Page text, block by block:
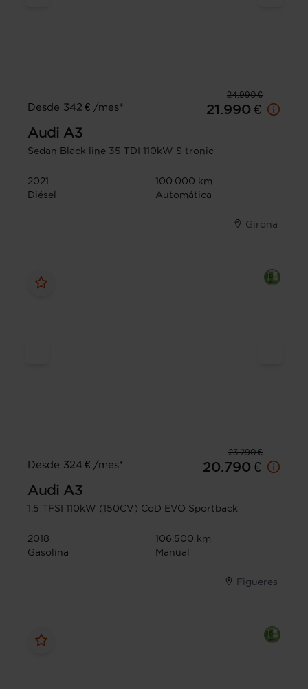
24.990 €
Desde 342 € /mes*
21.990 €
Audi A3
Sedan Black line 35 TDI 110kW S tronic
2021
100.000 km
Diésel
Automática
Girona
23.790 €
Desde 324 € /mes*
20.790 €
Audi A3
1.5 TFSI 110kW (150CV) CoD EVO Sportback
2018
106.500 km
Gasolina
Manual
Figueres